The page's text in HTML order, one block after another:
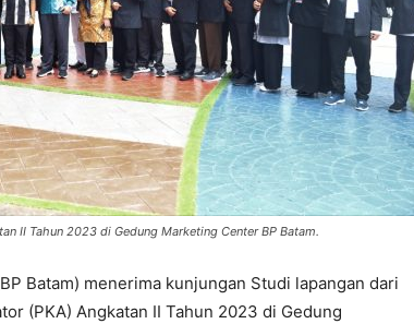
II Tahun 2023 di Gedung Marketing Center BP Batam.
Batam) menerima kunjungan Studi lapangan dari
(PKA) Angkatan II Tahun 2023 di Gedung